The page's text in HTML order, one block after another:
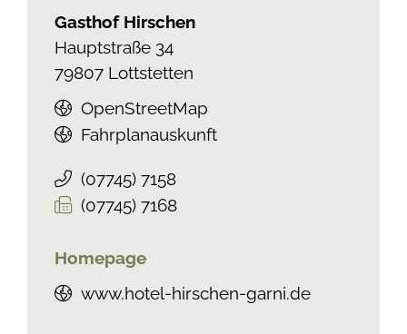
Gasthof Hirschen
Hauptstraße 34
79807 Lottstetten
OpenStreetMap
Fahrplanauskunft
(07745) 7158
(07745) 7168
Homepage
www.hotel-hirschen-garni.de